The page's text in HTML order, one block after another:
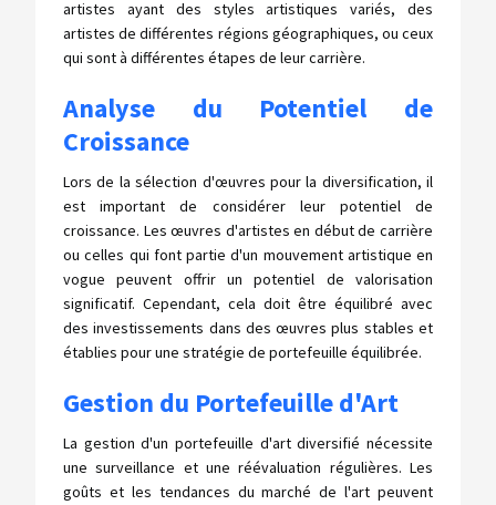
artistes ayant des styles artistiques variés, des
artistes de différentes régions géographiques, ou ceux
qui sont à différentes étapes de leur carrière.
Analyse du Potentiel de
Croissance
Lors de la sélection d'œuvres pour la diversification, il
est important de considérer leur potentiel de
croissance. Les œuvres d'artistes en début de carrière
ou celles qui font partie d'un mouvement artistique en
vogue peuvent offrir un potentiel de valorisation
significatif. Cependant, cela doit être équilibré avec
des investissements dans des œuvres plus stables et
établies pour une stratégie de portefeuille équilibrée.
Gestion du Portefeuille d'Art
La gestion d'un portefeuille d'art diversifié nécessite
une surveillance et une réévaluation régulières. Les
goûts et les tendances du marché de l'art peuvent